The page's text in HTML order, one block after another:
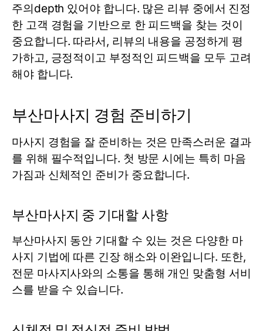
주의depth 있어야 합니다. 많은 리뷰 중에서 진정
한 고객 경험을 기반으로 한 피드백을 찾는 것이
중요합니다. 따라서, 리뷰의 내용을 공정하게 평
가하고, 긍정적이고 부정적인 피드백을 모두 고려
해야 합니다.
부산마사지 경험 준비하기
마사지 경험을 잘 준비하는 것은 만족스러운 결과
를 위해 필수적입니다. 첫 방문 시에는 특히 마음
가짐과 신체적인 준비가 중요합니다.
부산마사지 중 기대할 사항
부산마사지 동안 기대할 수 있는 것은 다양한 마
사지 기법에 따른 긴장 해소와 이완입니다. 또한,
전문 마사지사와의 소통을 통해 개인 맞춤형 서비
스를 받을 수 있습니다.